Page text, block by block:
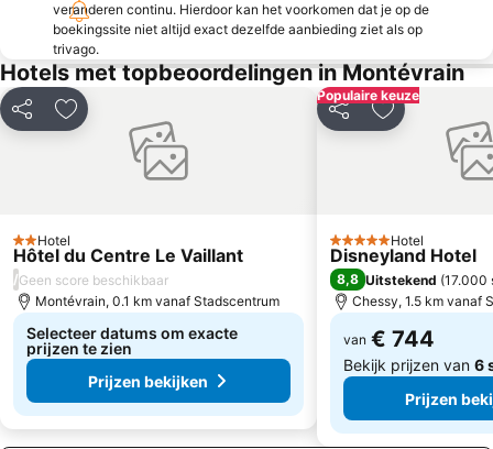
AccorHotels Arena
3rd district Temple
11th district Popincourt
2nd district la Bourse
Palais des Congrès de Paris
Gare Montparnasse
La Défense - Grande Arche
14th district Observatoire
Notre-Dame Cathedral
Gare de l'Est
St-Germain-des-Prés
Notre-Dame
Centre commercial International Val d'Europe
veranderen continu. Hierdoor kan het voorkomen dat je op de
boekingssite niet altijd exact dezelfde aanbieding ziet als op
trivago.
Hotels met topbeoordelingen in Montévrain
Delen Toevoegen aan favorieten
2 Sterren
Hotel
Hôtel du Centre Le Vaillant
/Geen score beschikbaar
Montévrain, 0.1 km vanaf Stadscentrum
Selecteer datums om exacte
prijzen te zien
Prijzen bekijken
Populaire keuze
Delen Toevoegen
5 SterrenHotel
Disneyland Hotel
8,8 Uitstekend (17.000
Chessy, 1.5 km vanaf
van € 744
Bekijk prijzen van 6
Prijzen